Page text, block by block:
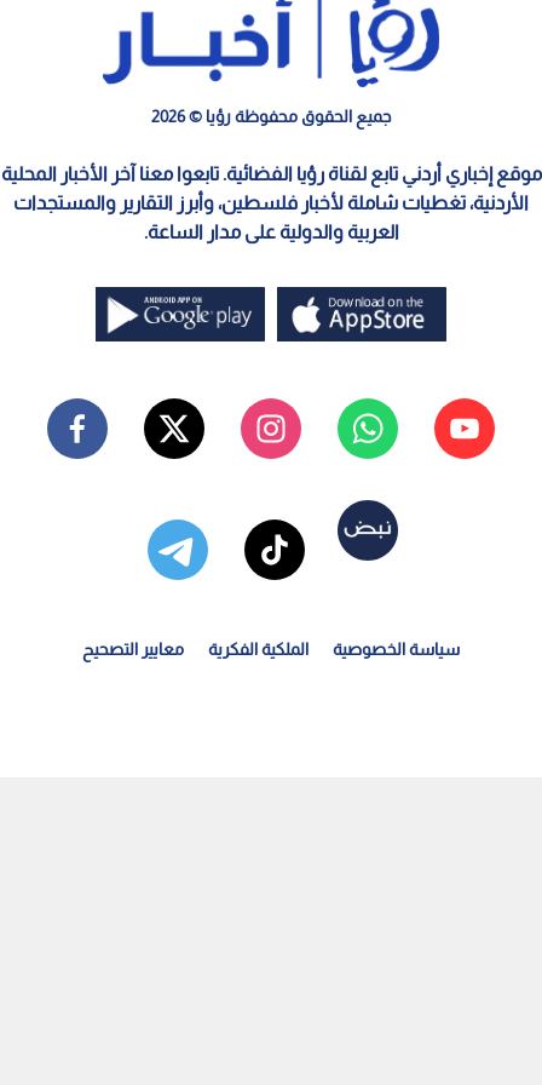
جميع الحقوق محفوظة رؤيا © 2026
موقع إخباري أردني تابع لقناة رؤيا الفضائية. تابعوا معنا آخر الأخبار المحلية
الأردنية، تغطيات شاملة لأخبار فلسطين، وأبرز التقارير والمستجدات
العربية والدولية على مدار الساعة.
سياسة الخصوصية الملكية الفكرية معايير التصحيح